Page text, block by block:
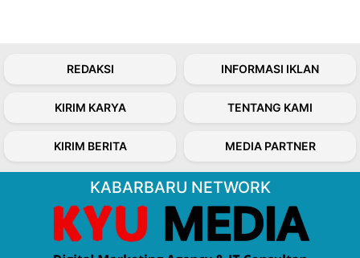
REDAKSI INFORMASI IKLAN
KIRIM KARYA TENTANG KAMI
KIRIM BERITA MEDIA PARTNER
KABARBARU NETWORK